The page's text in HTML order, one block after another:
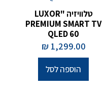
טלוויזיה "LUXOR
PREMIUM SMART TV
QLED 60
1,299.00
₪
הוספה לסל